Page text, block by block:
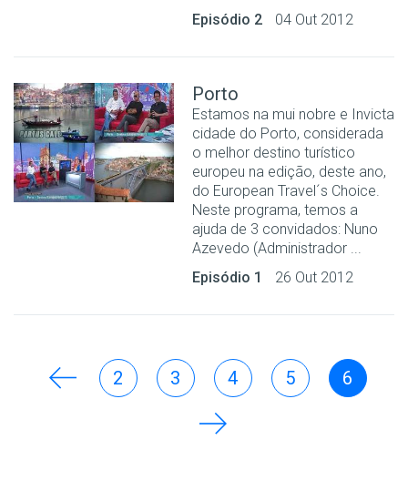
Episódio 2
04 Out 2012
Porto
Estamos na mui nobre e Invicta
cidade do Porto, considerada
o melhor destino turístico
europeu na edição, deste ano,
do European Travel´s Choice.
Neste programa, temos a
ajuda de 3 convidados: Nuno
Azevedo (Administrador ...
Episódio 1
26 Out 2012
2 3 4 5 6